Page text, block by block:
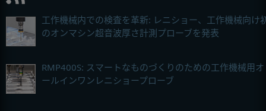
工作機械内での検査を革新: レニショー、工作機械向け
のオンマシン超音波厚さ計測プローブを発表
RMP400S: スマートなものづくりのための工作機械用オ
ールインワンレニショープローブ